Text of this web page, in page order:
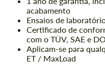
acabamento
Ensaios de
Certificado de
com o TÜV, SAE e
Aplicam-se para
ET / MaxLoad